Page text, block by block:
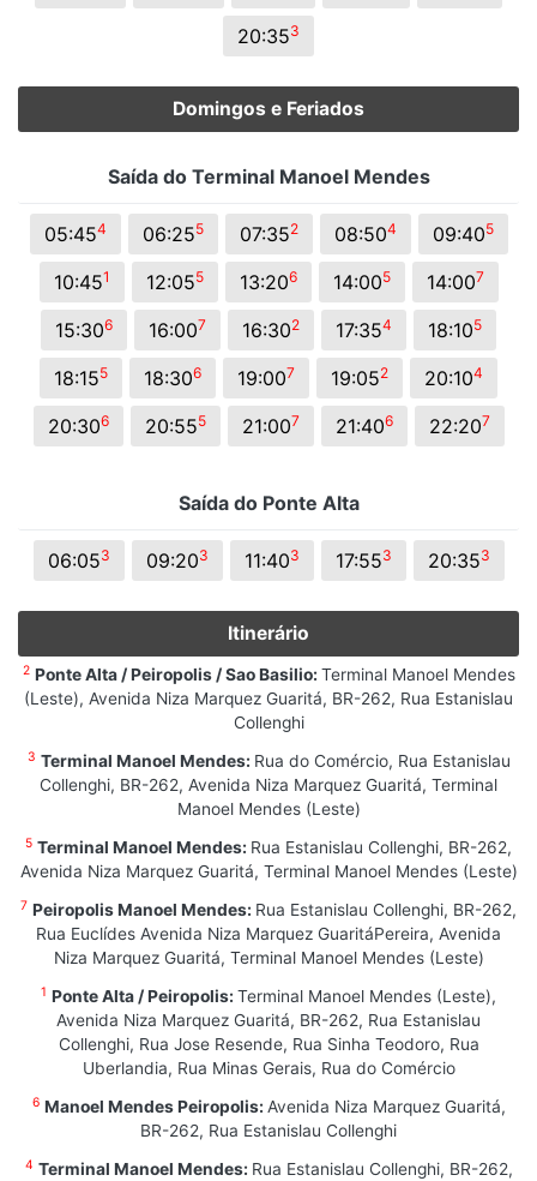
20:353
Domingos e Feriados
Saída do Terminal Manoel Mendes
05:454 06:255 07:352 08:504 09:405
10:451 12:055 13:206 14:005 14:007
15:306 16:007 16:302 17:354 18:105
18:155 18:306 19:007 19:052 20:104
20:306 20:555 21:007 21:406 22:207
Saída do Ponte Alta
06:053 09:203 11:403 17:553 20:353
Itinerário
2 Ponte Alta / Peiropolis / Sao Basilio: Terminal Manoel Mendes
(Leste), Avenida Niza Marquez Guaritá, BR-262, Rua Estanislau
Collenghi
3 Terminal Manoel Mendes: Rua do Comércio, Rua Estanislau
Collenghi, BR-262, Avenida Niza Marquez Guaritá, Terminal
Manoel Mendes (Leste)
5 Terminal Manoel Mendes: Rua Estanislau Collenghi, BR-262,
Avenida Niza Marquez Guaritá, Terminal Manoel Mendes (Leste)
7 Peiropolis Manoel Mendes: Rua Estanislau Collenghi, BR-262,
Rua Euclídes Avenida Niza Marquez GuaritáPereira, Avenida
Niza Marquez Guaritá, Terminal Manoel Mendes (Leste)
1 Ponte Alta / Peiropolis: Terminal Manoel Mendes (Leste),
Avenida Niza Marquez Guaritá, BR-262, Rua Estanislau
Collenghi, Rua Jose Resende, Rua Sinha Teodoro, Rua
Uberlandia, Rua Minas Gerais, Rua do Comércio
6 Manoel Mendes Peiropolis: Avenida Niza Marquez Guaritá,
BR-262, Rua Estanislau Collenghi
4 Terminal Manoel Mendes: Rua Estanislau Collenghi, BR-262,